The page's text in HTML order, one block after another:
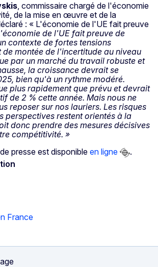
, commissaire chargé de l'économie
de la mise en œuvre et de la
: « L'économie de l'UE fait preuve
de l'UE fait preuve de
contexte de fortes tensions
montée de l'incertitude au niveau
par un marché du travail robuste et
la croissance devrait se
bien qu'à un rythme modéré.
plus rapidement que prévu et devrait
de 2 % cette année. Mais nous ne
reposer sur nos lauriers. Les risques
perspectives restent orientés à la
donc prendre des mesures décisives
compétitivité. »
presse est disponible en ligne
.
France